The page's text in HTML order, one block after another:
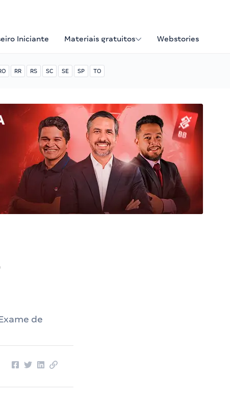
Iniciante Materiais gratuitos Webstories
RR RS SC SE SP TO
de